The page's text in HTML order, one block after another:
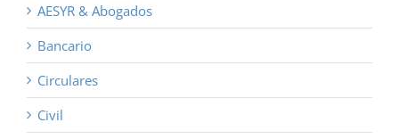
AESYR & Abogados
Bancario
Circulares
Civil